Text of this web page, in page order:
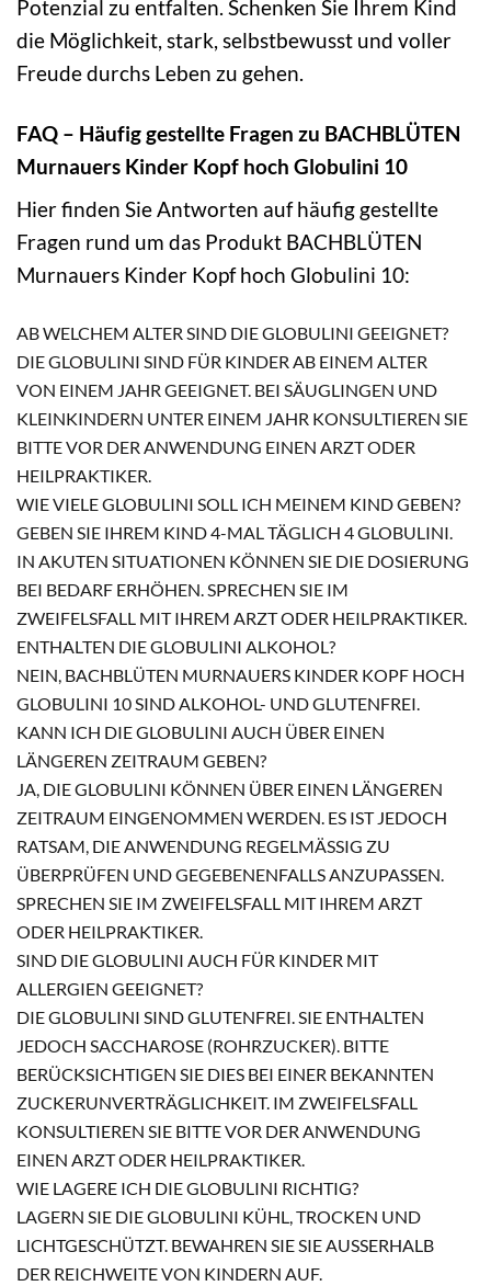
Potenzial zu entfalten. Schenken Sie Ihrem Kind
die Möglichkeit, stark, selbstbewusst und voller
Freude durchs Leben zu gehen.
FAQ – Häufig gestellte Fragen zu BACHBLÜTEN
Murnauers Kinder Kopf hoch Globulini 10
Hier finden Sie Antworten auf häufig gestellte
Fragen rund um das Produkt BACHBLÜTEN
Murnauers Kinder Kopf hoch Globulini 10:
AB WELCHEM ALTER SIND DIE GLOBULINI GEEIGNET?
DIE GLOBULINI SIND FÜR KINDER AB EINEM ALTER
VON EINEM JAHR GEEIGNET. BEI SÄUGLINGEN UND
KLEINKINDERN UNTER EINEM JAHR KONSULTIEREN SIE
BITTE VOR DER ANWENDUNG EINEN ARZT ODER
HEILPRAKTIKER.
WIE VIELE GLOBULINI SOLL ICH MEINEM KIND GEBEN?
GEBEN SIE IHREM KIND 4-MAL TÄGLICH 4 GLOBULINI.
IN AKUTEN SITUATIONEN KÖNNEN SIE DIE DOSIERUNG
BEI BEDARF ERHÖHEN. SPRECHEN SIE IM
ZWEIFELSFALL MIT IHREM ARZT ODER HEILPRAKTIKER.
ENTHALTEN DIE GLOBULINI ALKOHOL?
NEIN, BACHBLÜTEN MURNAUERS KINDER KOPF HOCH
GLOBULINI 10 SIND ALKOHOL- UND GLUTENFREI.
KANN ICH DIE GLOBULINI AUCH ÜBER EINEN
LÄNGEREN ZEITRAUM GEBEN?
JA, DIE GLOBULINI KÖNNEN ÜBER EINEN LÄNGEREN
ZEITRAUM EINGENOMMEN WERDEN. ES IST JEDOCH
RATSAM, DIE ANWENDUNG REGELMÄSSIG ZU Ü
BERPRÜFEN UND GEGEBENENFALLS ANZUPASSEN. S
PRECHEN SIE IM ZWEIFELSFALL MIT IHREM ARZT O
DER HEILPRAKTIKER.
SIND DIE GLOBULINI AUCH FÜR KINDER MIT
ALLERGIEN GEEIGNET?
DIE GLOBULINI SIND GLUTENFREI. SIE ENTHALTEN
JEDOCH SACCHAROSE (ROHRZUCKER). BITTE
BERÜCKSICHTIGEN SIE DIES BEI EINER BEKANNTEN
ZUCKERUNVERTRÄGLICHKEIT. IM ZWEIFELSFALL
KONSULTIEREN SIE BITTE VOR DER ANWENDUNG
EINEN ARZT ODER HEILPRAKTIKER.
WIE LAGERE ICH DIE GLOBULINI RICHTIG?
LAGERN SIE DIE GLOBULINI KÜHL, TROCKEN UND
LICHTGESCHÜTZT. BEWAHREN SIE SIE AUSSERHALB D
ER REICHWEITE VON KINDERN AUF.